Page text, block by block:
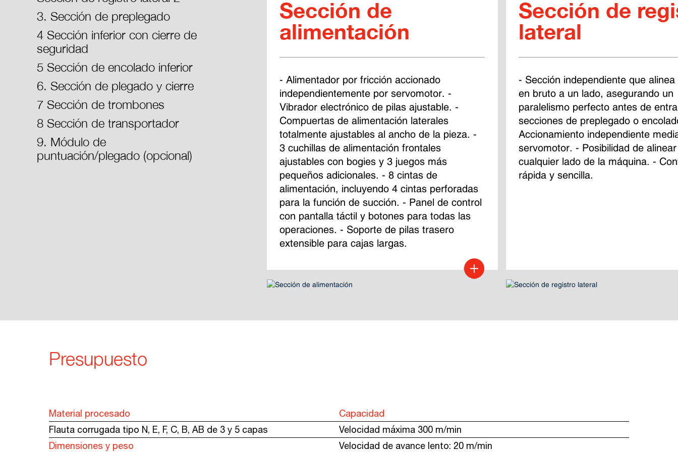
3. Sección de preplegado
4 Sección inferior con cierre de
seguridad
5 Sección de encolado inferior
6. Sección de plegado y cierre
7 Sección de trombones
8 Sección de transportador
9. Módulo de
puntuación/plegado (opcional)
Sección de
alimentación
- Alimentador por fricción accionado
independientemente por servomotor. -
Vibrador electrónico de pilas ajustable. -
Compuertas de alimentación laterales
totalmente ajustables al ancho de la pieza. -
3 cuchillas de alimentación frontales
ajustables con bogies y 3 juegos más
pequeños adicionales. - 8 cintas de
alimentación, incluyendo 4 cintas perforadas
para la función de succión. - Panel de control
con pantalla táctil y botones para todas las
operaciones. - Soporte de pilas trasero
extensible para cajas largas.
Sección de
lateral
- Sección independiente que
en bruto a un lado, asegurando un
paralelismo perfecto antes de
secciones de preplegado o
Accionamiento independiente
servomotor. - Posibilidad de
cualquier lado de la máquina. -
rápida y sencilla.
Presupuesto
Material procesado
Flauta corrugada tipo N, E, F, C, B, AB de 3 y 5 capas
Dimensiones y peso
Capacidad
Velocidad máxima 300 m/min
Velocidad de avance lento: 20 m/min